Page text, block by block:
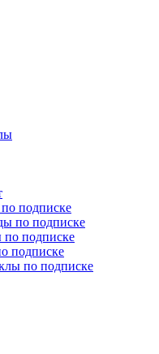
подписке
по подписке
по подписке
подписке
по подписке